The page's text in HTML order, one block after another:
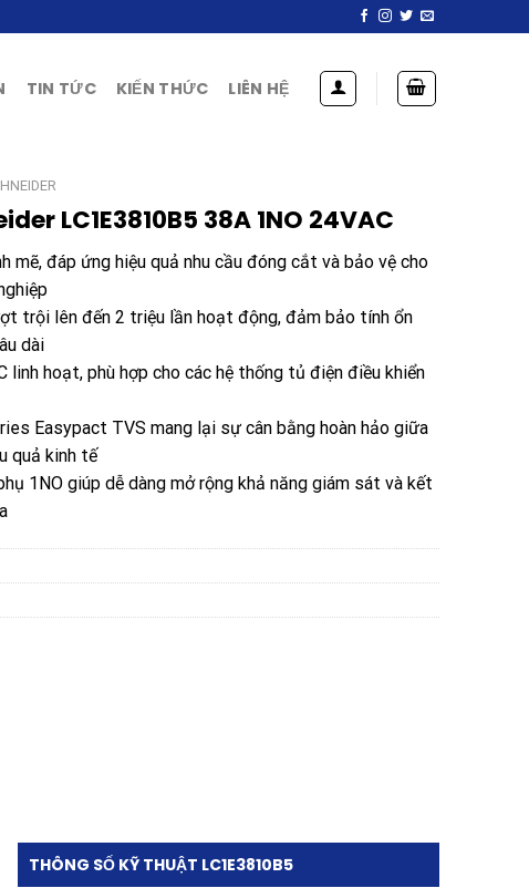
TIN TỨC KIẾN THỨC LIÊN HỆ
LC1E3810B5 38A 1NO 24VAC
mẽ, đáp ứng hiệu quả nhu cầu đóng cắt và bảo vệ cho
trội lên đến 2 triệu lần hoạt động, đảm bảo tính ổn
dài
linh hoạt, phù hợp cho các hệ thống tủ điện điều khiển
Easypact TVS mang lại sự cân bằng hoàn hảo giữa
quả kinh tế
1NO giúp dễ dàng mở rộng khả năng giám sát và kết
THÔNG SỐ KỸ THUẬT LC1E3810B5